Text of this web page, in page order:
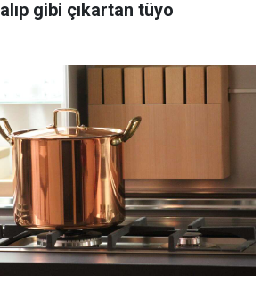
gibi çıkartan tüyo